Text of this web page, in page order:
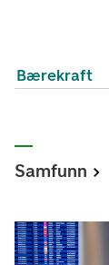
Bærekraft
Samfunn